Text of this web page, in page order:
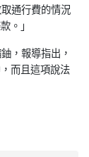
通行費的情況
。」
，報導指出，
而且這項說法